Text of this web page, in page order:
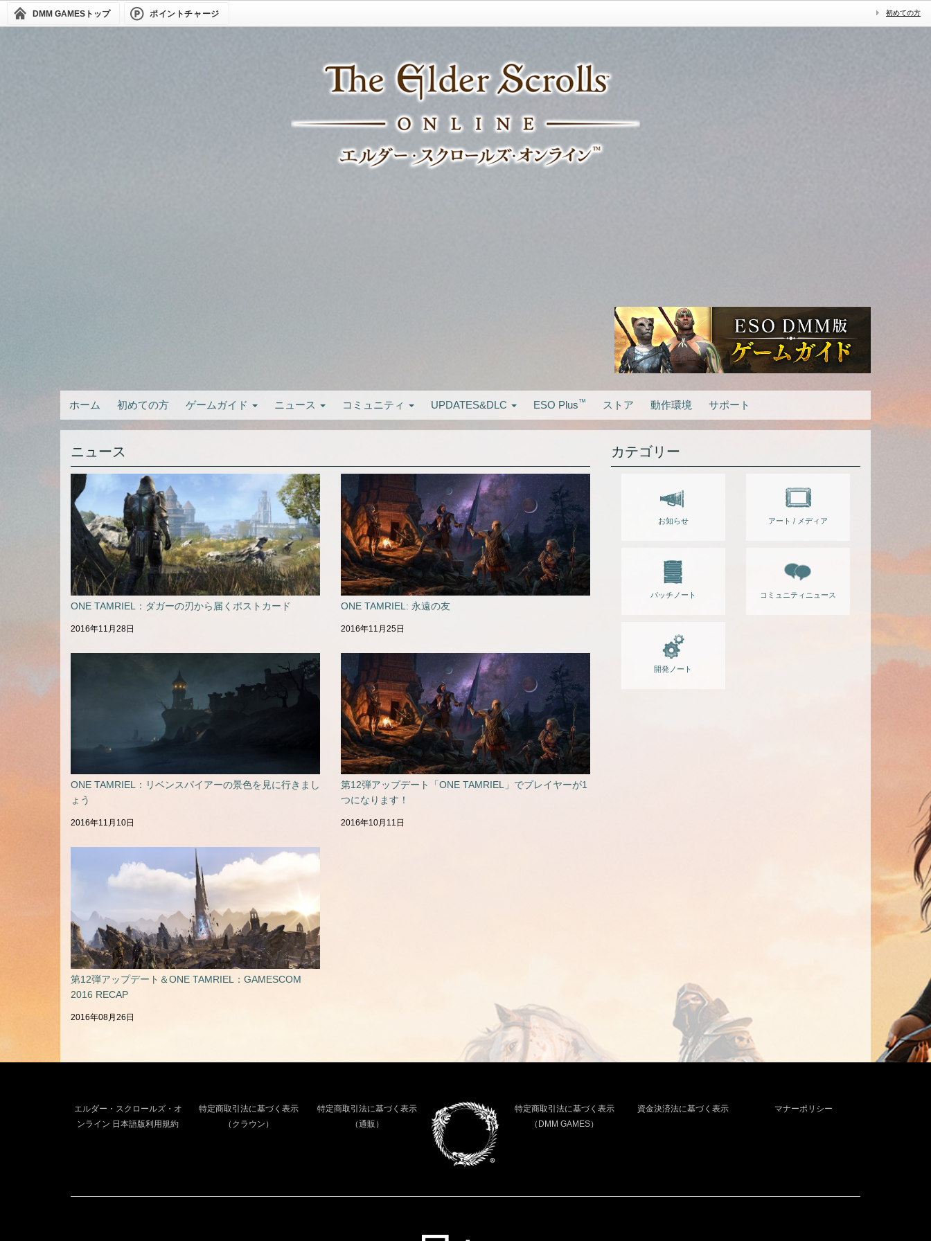
DMM GAMES トップ ポイントチャージ 初めての方
ホーム 初めての方 ゲームガイド ニュース コミュニティ UPDATES&DLC ESO Plus™ ストア 動作環境 サポート
ニュース
ONE TAMRIEL：ダガーの刃から届くポストカード
2016年11月28日
​ONE TAMRIEL: 永遠の友
2016年11月25日
ONE TAMRIEL：リベンスパイアーの景色を見に行きまし
ょう
2016年11月10日
第12弾アップデート「ONE TAMRIEL」でプレイヤーが1
つになります！
2016年10月11日
第12弾アップデート＆ONE TAMRIEL：GAMESCOM
2016 RECAP
2016年08月26日
カテゴリー
お知らせ アート / メディア
パッチノート コミュニティニュース
開発ノート
エルダー・スクロールズ・オ
ンライン 日本語版利用規約
特定商取引法に基づく表示
（クラウン）
特定商取引法に基づく表示
（通販）
特定商取引法に基づく表示
（DMM GAMES）
資金決済法に基づく表示 マナーポリシー